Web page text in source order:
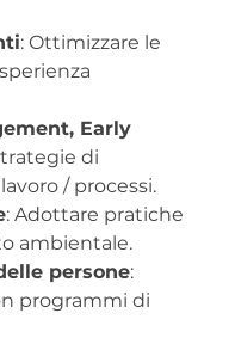
: Ottimizzare le
Early
di
/ processi.
: Adottare pratiche
ambientale.
persone:
programmi di